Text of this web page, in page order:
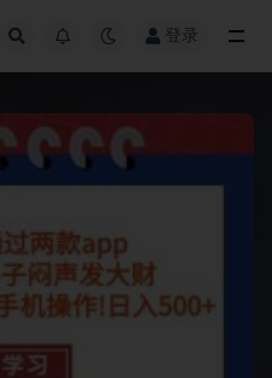
全网资料整合平台
登录